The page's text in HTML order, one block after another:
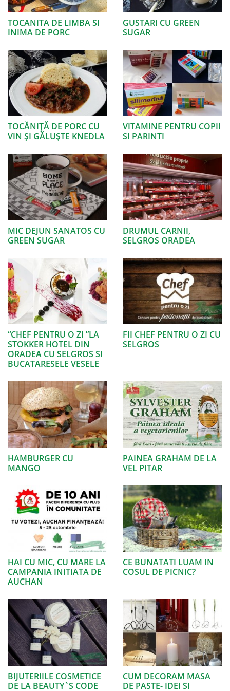
TOCANITA DE LIMBA SI
INIMA DE PORC
GUSTARI CU GREEN
SUGAR
TOCĂNIŢĂ DE PORC CU
VIN ŞI GĂLUŞTE KNEDLA
VITAMINE PENTRU COPII
SI PARINTI
MIC DEJUN SANATOS CU
GREEN SUGAR
DRUMUL CARNII,
SELGROS ORADEA
“CHEF PENTRU O ZI ”LA
STOKKER HOTEL DIN
ORADEA CU SELGROS SI
BUCATARESELE VESELE
FII CHEF PENTRU O ZI CU
SELGROS
HAMBURGER CU
MANGO
PAINEA GRAHAM DE LA
VEL PITAR
HAI CU MIC, CU MARE LA
CAMPANIA INITIATA DE
AUCHAN
CE BUNATATI LUAM IN
COSUL DE PICNIC?
BIJUTERIILE COSMETICE
DE LA BEAUTY`S CODE
CUM DECORAM MASA
DE PASTE- IDEI SI